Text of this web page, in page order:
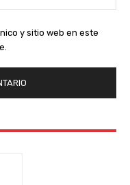
y sitio web en este